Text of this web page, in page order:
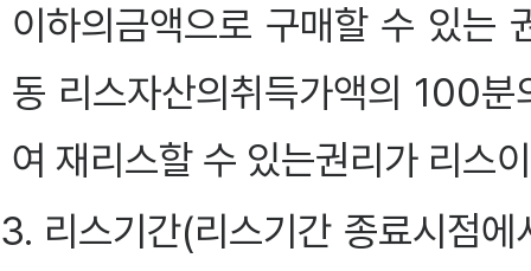
이하의금액으로 구매할 수 있는
동 리스자산의취득가액의 100
여 재리스할 수 있는권리가 리스
3. 리스기간(리스기간 종료시점